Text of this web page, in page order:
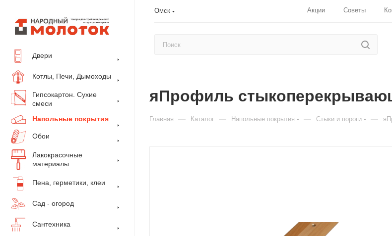
Омск Акции Советы
Двери
Котлы, Печи, Дымоходы
Гипсокартон. Сухие
смеси
Напольные покрытия
Обои
Лакокрасочные
материалы
Пена, герметики, клеи
Сад - огород
Сантехника
яПрофиль
Главная — Каталог — Напольные покрытия — Стыки и пороги —